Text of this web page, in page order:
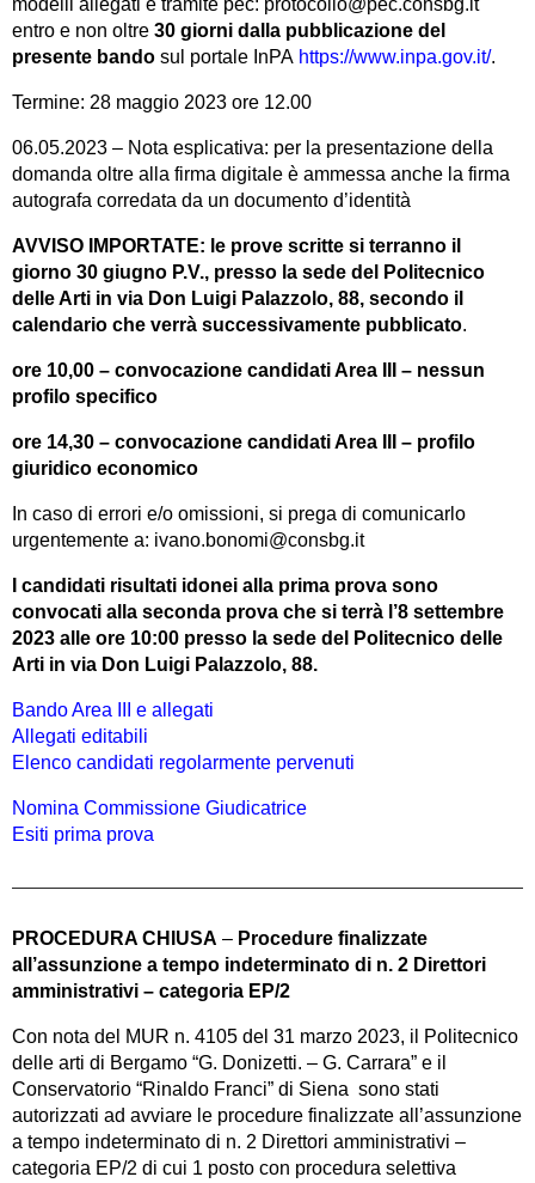
modelli allegati e tramite pec: protocollo@pec.consbg.it
entro e non oltre 30 giorni dalla pubblicazione del
presente bando sul portale InPA https://www.inpa.gov.it/.
Termine: 28 maggio 2023 ore 12.00
06.05.2023 – Nota esplicativa: per la presentazione della
domanda oltre alla firma digitale è ammessa anche la firma
autografa corredata da un documento d’identità
AVVISO IMPORTATE: le prove scritte si terranno il
giorno 30 giugno P.V., presso la sede del Politecnico
delle Arti in via Don Luigi Palazzolo, 88, secondo il
calendario che verrà successivamente pubblicato.
ore 10,00 – convocazione candidati Area III – nessun
profilo specifico
ore 14,30 – convocazione candidati Area III – profilo
giuridico economico
In caso di errori e/o omissioni, si prega di comunicarlo
urgentemente a: ivano.bonomi@consbg.it
I candidati risultati idonei alla prima prova sono
convocati alla seconda prova che si terrà l’8 settembre
2023 alle ore 10:00 presso la sede del Politecnico delle
Arti in via Don Luigi Palazzolo, 88.
Bando Area III e allegati
Allegati editabili
Elenco candidati regolarmente pervenuti
Nomina Commissione Giudicatrice
Esiti prima prova
PROCEDURA CHIUSA – Procedure finalizzate
all’assunzione a tempo indeterminato di n. 2 Direttori
amministrativi – categoria EP/2
Con nota del MUR n. 4105 del 31 marzo 2023, il Politecnico
delle arti di Bergamo “G. Donizetti. – G. Carrara” e il
Conservatorio “Rinaldo Franci” di Siena sono stati
autorizzati ad avviare le procedure finalizzate all’assunzione
a tempo indeterminato di n. 2 Direttori amministrativi –
categoria EP/2 di cui 1 posto con procedura selettiva